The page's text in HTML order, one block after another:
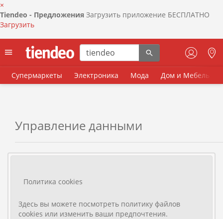
Супермаркеты Электроника Мода Дом и Мебель
Управление данными
Политика cookies
Здесь вы можете посмотреть политику файлов
cookies или изменить ваши предпочтения.
×
Tiendeo - Предложения Загрузить приложение БЕСПЛАТНО
Загрузить